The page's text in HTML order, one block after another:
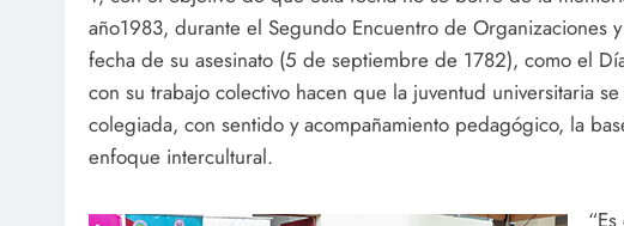
año1983, durante el Segundo Encuentro de Organizaciones
fecha de su asesinato (5 de septiembre de 1782), como el
con su trabajo colectivo hacen que la juventud universitaria
colegiada, con sentido y acompañamiento pedagógico, la
enfoque intercultural.